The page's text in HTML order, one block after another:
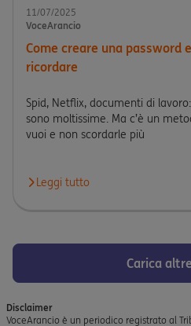
11/07/2025
VoceArancio
Come creare una password
ricordare
Spid, Netflix, documenti di
sono moltissime. Ma c’è un
vuoi e non scordarle più
Leggi tutto
Leggi l'articolo Come creare
Carica
Disclaimer
VoceArancio è un periodico registrato al